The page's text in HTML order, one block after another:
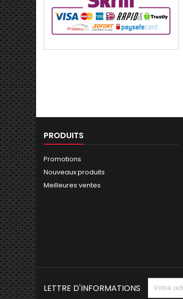
PRODUITS
Promotions
Nouveaux produits
Meilleures ventes
LETTRE D'INFORMATIONS